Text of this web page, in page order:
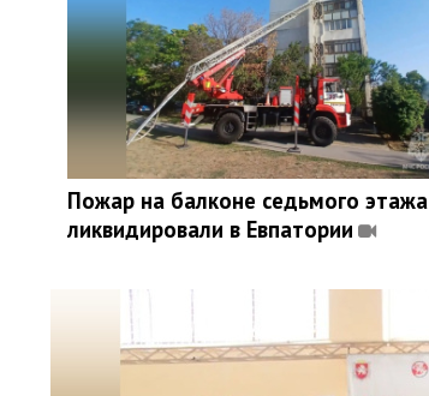
Пожар на балконе седьмого этажа
ликвидировали в Евпатории